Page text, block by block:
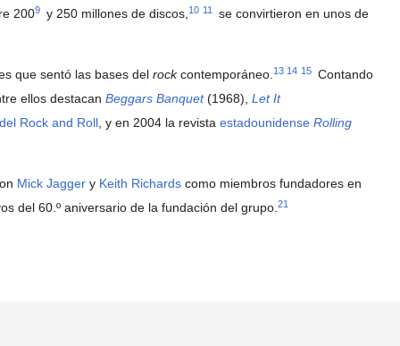
2009 ​ y 250 millones de discos,10 11 ​ se convirtieron en unos de
que sentó las bases del rockcontemporáneo.13 14 15
​ Contando
ellos destacanBeggars Banquet(1968),Let It
Rock and Roll, y en 2004 la revista estadounidense Rolling
Mick Jagger y Keith Richards como miembros fundadores en
del 60.º aniversario de la fundación del grupo.21